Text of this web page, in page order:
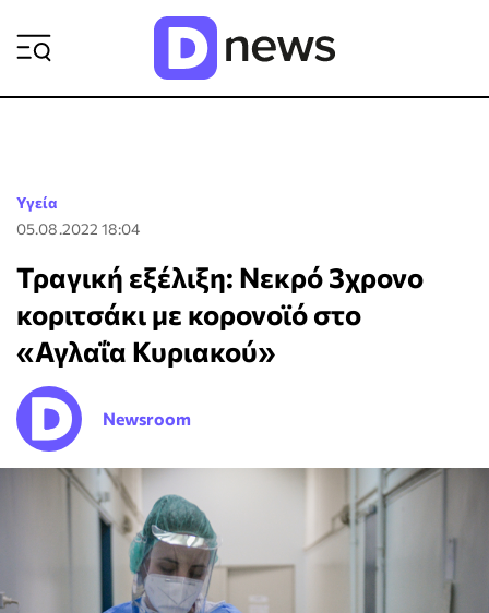
Υγεία
05.08.2022 18:04
Τραγική εξέλιξη: Νεκρό 3χρονο
κοριτσάκι με κορονοϊό στο
«Αγλαΐα Κυριακού»
Newsroom